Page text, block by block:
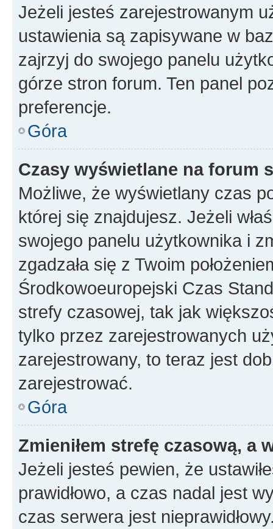
Jeżeli jesteś zarejestrowanym
ustawienia są zapisywane w
zajrzyj do swojego panelu
górze stron forum. Ten panel
preferencje.
Góra
Czasy wyświetlane na forum
Możliwe, że wyświetlany czas
której się znajdujesz. Jeżeli
swojego panelu użytkownika i
zgadzała się z Twoim
Środkowoeuropejski Czas
strefy czasowej, tak jak
tylko przez zarejestrowanych
zarejestrowany, to teraz jest
zarejestrować.
Góra
Zmieniłem strefę czasową, a
Jeżeli jesteś pewien, że
prawidłowo, a czas nadal jest
czas serwera jest